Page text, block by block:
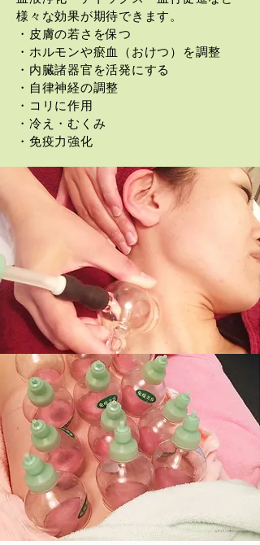
様々な効果が期待できます。
・皮膚の若さを保つ
・ホルモンや瘀血（おけつ）を調整
・内臓諸器官を活発にする
・自律神経の調整
・コリに作用
・冷え・むくみ
​・免疫力強化